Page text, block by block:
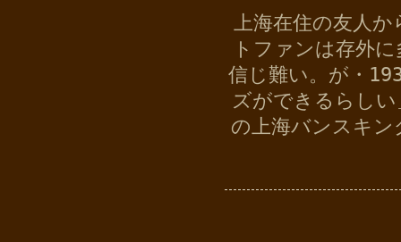
上海在住の友人
トファンは存外
信じ難い。が・
ズができるらし
の上海バンスキ